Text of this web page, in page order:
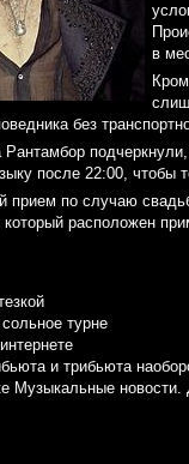
в
без
после 22:00,
прием по случаю
расположен
турне
и трибьюта
Музыкальные новости.